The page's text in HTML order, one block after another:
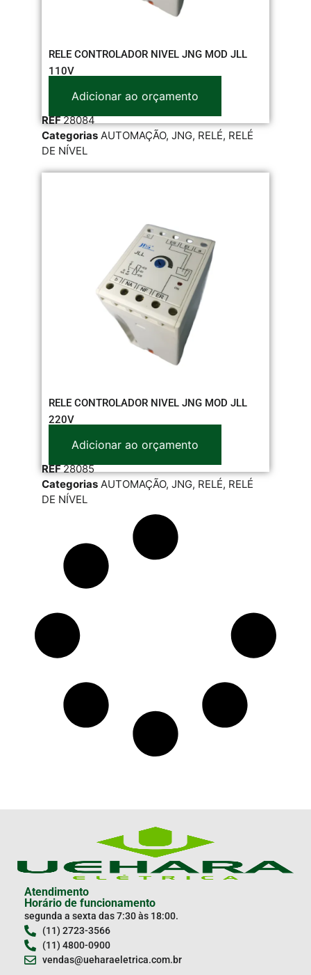
RELE CONTROLADOR NIVEL JNG MOD JLL
110V
Adicionar ao orçamento
REF28084
Categorias AUTOMAÇÃO, JNG, RELÉ, RELÉ
DE NÍVEL
RELE CONTROLADOR NIVEL JNG MOD JLL
220V
Adicionar ao orçamento
REF28085
Categorias AUTOMAÇÃO, JNG, RELÉ, RELÉ
DE NÍVEL
Atendimento
Horário de funcionamento
segunda a sexta das 7:30 às 18:00.
(11) 2723-3566
(11) 4800-0900
vendas@ueharaeletrica.com.br